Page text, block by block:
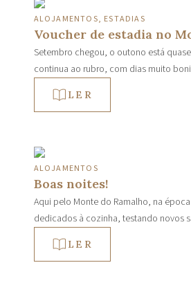
ALOJAMENTOS, ESTADIAS
Voucher de estadia no
Setembro chegou, o outono está
continua ao rubro, com dias muito
LER
ALOJAMENTOS
Boas noites!
Aqui pelo Monte do Ramalho, na
dedicados à cozinha, testando novos
LER